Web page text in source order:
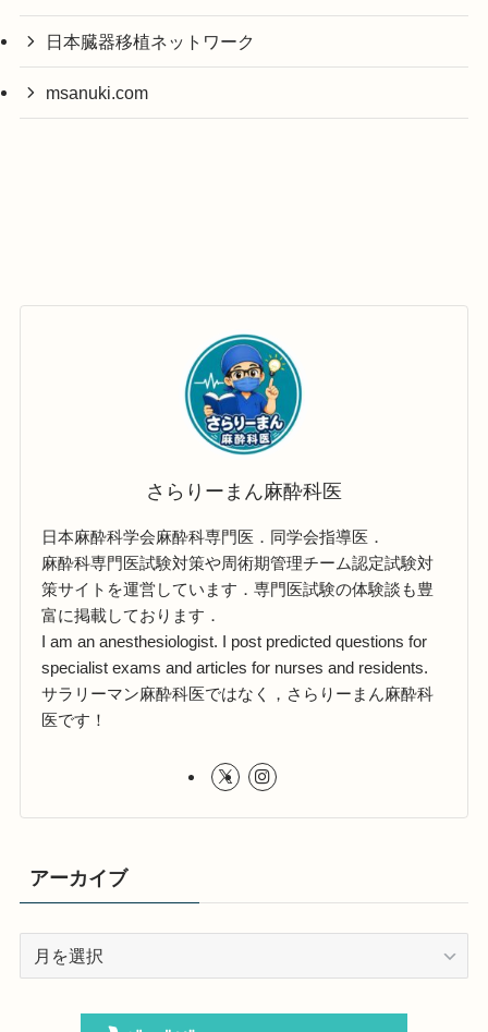
日本臓器移植ネットワーク
msanuki.com
さらりーまん麻酔科医
日本麻酔科学会麻酔科専門医．同学会指導医．
麻酔科専門医試験対策や周術期管理チーム認定試験対
策サイトを運営しています．専門医試験の体験談も豊
富に掲載しております．
I am an anesthesiologist. I post predicted questions for
specialist exams and articles for nurses and residents.
サラリーマン麻酔科医ではなく，さらりーまん麻酔科
医です！
アーカイブ